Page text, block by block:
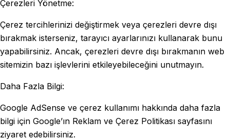
Çerezleri Yönetme:
Çerez tercihlerinizi değiştirmek veya çerezleri devre dışı
bırakmak isterseniz, tarayıcı ayarlarınızı kullanarak bunu
yapabilirsiniz. Ancak, çerezleri devre dışı bırakmanın web
sitemizin bazı işlevlerini etkileyebileceğini unutmayın.
Daha Fazla Bilgi:
Google AdSense ve çerez kullanımı hakkında daha fazla
bilgi için Google’ın Reklam ve Çerez Politikası sayfasını
ziyaret edebilirsiniz.